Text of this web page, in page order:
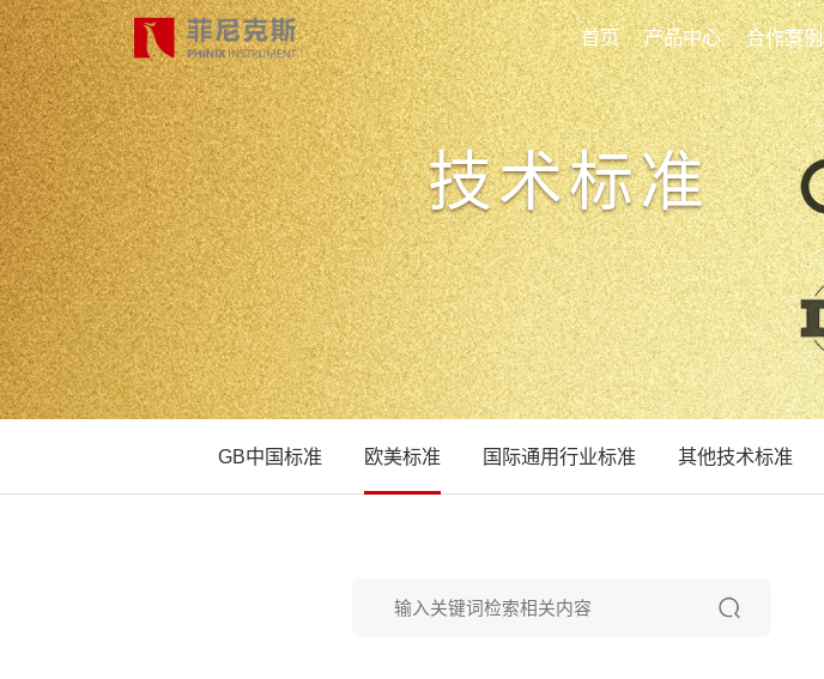
首页 产品中心 合作案例
首页
产品中心
合作案例
最新动态
技术标准
GB中国标准 欧美标准 国际通用行业标准 其他技术标准